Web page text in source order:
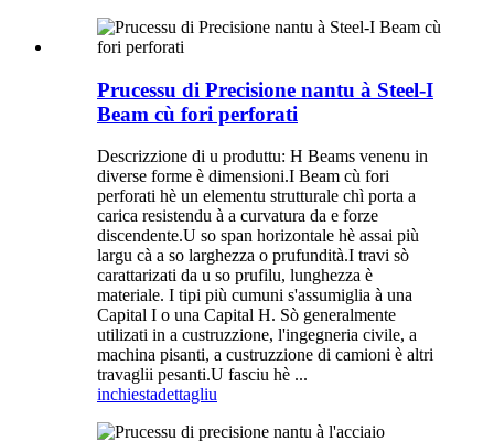
Prucessu di Precisione nantu à Steel-I
Beam cù fori perforati
Descrizzione di u produttu: H Beams venenu in
diverse forme è dimensioni.I Beam cù fori
perforati hè un elementu strutturale chì porta a
carica resistendu à a curvatura da e forze
discendente.U so span horizontale hè assai più
largu cà a so larghezza o prufundità.I travi sò
carattarizati da u so prufilu, lunghezza è
materiale. I tipi più cumuni s'assumiglia à una
Capital I o una Capital H. Sò generalmente
utilizati in a custruzzione, l'ingegneria civile, a
machina pisanti, a custruzzione di camioni è altri
travaglii pesanti.U fasciu hè ...
inchiestadettagliu